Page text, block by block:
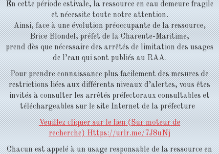
En cette période estivale, la ressource en eau demeure fragile
et nécessite toute notre attention.
Ainsi, face à une évolution préoccupante de la ressource,
Brice Blondel, préfet de la Charente-Maritime,
prend dès que nécessaire des arrêtés de limitation des usages
de l’eau qui sont publiés au RAA.
Pour prendre connaissance plus facilement des mesures de
restrictions liées aux différents niveaux d’alertes, vous êtes
invités à consulter les arrêtés préfectoraux consultables et
téléchargeables sur le site Internet de la préfecture
Veuillez cliquersur le lien(Sur moteur de
recherche)Https://urlr.me/7J8uNj
Chacun est appelé à un usage responsable de la ressource en